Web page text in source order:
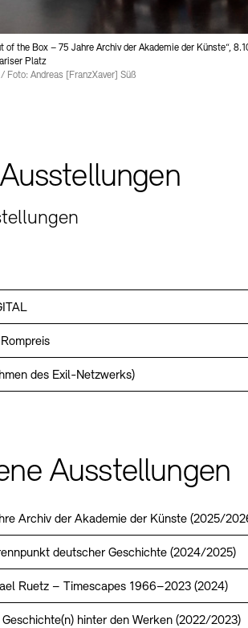
Kontakt
of the Box – 75 Jahre Archiv der Akademie der Künste“,
Platz
Foto: Andreas [FranzXaver] Süß
des Exil-Netzwerks)
Ausstellungen
Archiv der Akademie der Künste (2025/
deutscher Geschichte (2024/2025)
Ruetz – Timescapes 1966–2023 (2024)
hinter den Werken (2022/2023)